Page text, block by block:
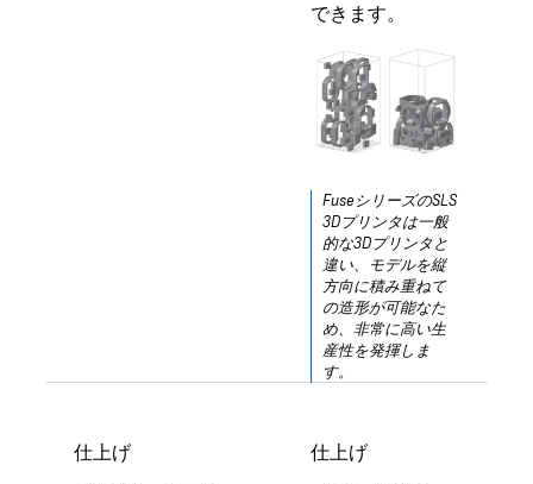
仕上げ
できます。
FuseシリーズのSLS
3Dプリンタは一般
的な3Dプリンタと
違い、モデルを縦
方向に積み重ねて
の造形が可能なた
め、非常に高い生
産性を発揮しま
す。
仕上げ